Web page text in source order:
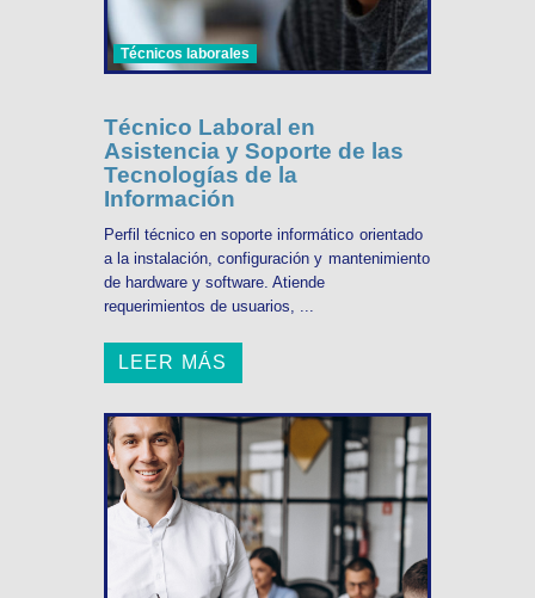
Técnicos laborales
Técnico Laboral en
Asistencia y Soporte de las
Tecnologías de la
Información
Perfil técnico en soporte informático orientado
a la instalación, configuración y mantenimiento
de hardware y software. Atiende
requerimientos de usuarios, ...
LEER MÁS